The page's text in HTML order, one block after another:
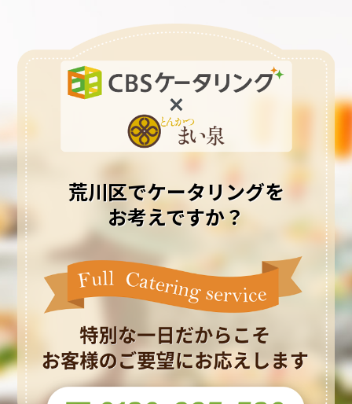
荒川区でケータリングを
お考えですか？